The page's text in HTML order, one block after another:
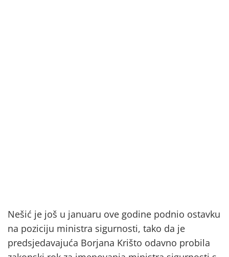
Nešić je još u januaru ove godine podnio ostavku
na poziciju ministra sigurnosti, tako da je
predsjedavajuća Borjana Krišto odavno probila